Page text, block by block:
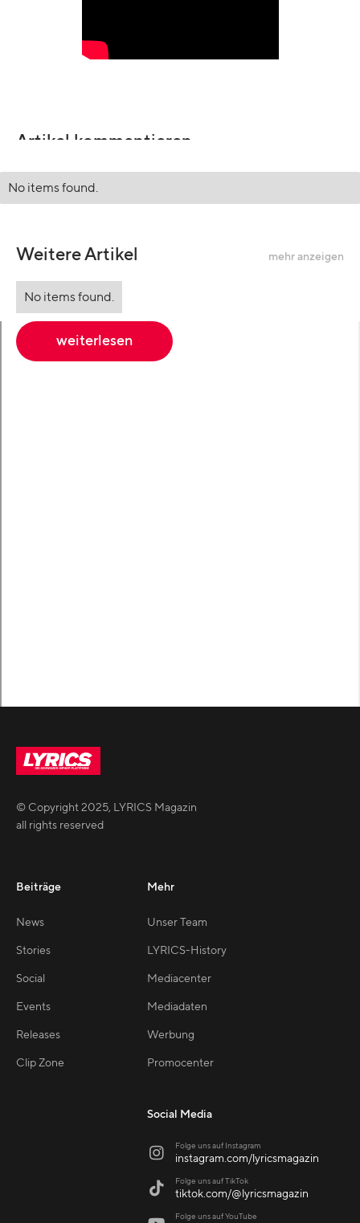
Artikel kommentieren
No items found.
Weitere Artikel mehr anzeigen
No items found.
weiterlesen
© Copyright2025, LYRICS Magazin
all rights reserved
Beiträge
News
Stories
Social
Events
Releases
Clip Zone
Mehr
Unser Team
LYRICS-History
Mediacenter
Mediadaten
Werbung
Promocenter
Social Media
 Folge uns auf Instagram
instagram.com/lyricsmagazin
 Folge uns auf TikTok
tiktok.com/@lyricsmagazin
Folge uns auf YouTube